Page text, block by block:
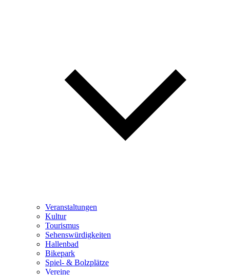
Veranstaltungen
Kultur
Tourismus
Sehenswürdigkeiten
Hallenbad
Bikepark
Spiel- & Bolzplätze
Vereine